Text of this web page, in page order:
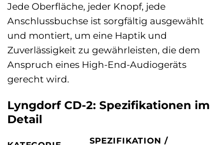
Jede Oberfläche, jeder Knopf, jede
Anschlussbuchse ist sorgfältig ausgewählt
und montiert, um eine Haptik und
Zuverlässigkeit zu gewährleisten, die dem
Anspruch eines High-End-Audiogeräts
gerecht wird.
Lyngdorf CD-2: Spezifikationen im
Detail
SPEZIFIKATION /